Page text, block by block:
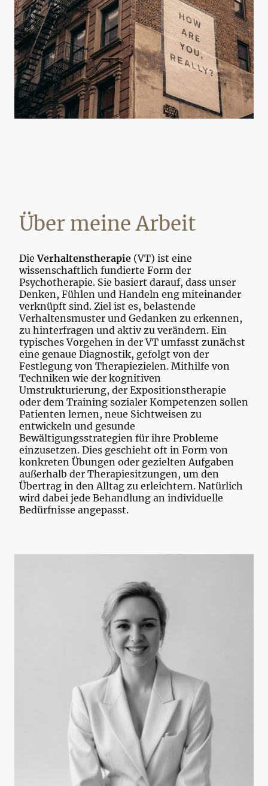
Über meine Arbeit
DieVerhaltenstherapie (VT) ist eine
wissenschaftlich fundierte Form der
Psychotherapie. Sie basiert darauf, dass unser
Denken, Fühlen und Handeln eng miteinander
verknüpft sind. Ziel ist es, belastende
Verhaltensmuster und Gedanken zu erkennen,
zu hinterfragen und aktiv zu verändern. Ein
typisches Vorgehen in der VT umfasst zunächst
eine genaue Diagnostik, gefolgt von der
Festlegung von Therapiezielen. Mithilfe von
Techniken wie der kognitiven
Umstrukturierung, der Expositionstherapie
oder dem Training sozialer Kompetenzen sollen
Patienten lernen, neue Sichtweisen zu
entwickeln und gesunde
Bewältigungsstrategien für ihre Probleme
einzusetzen. Dies geschieht oft in Form von
konkreten Übungen oder gezielten Aufgaben
außerhalb der Therapiesitzungen, um den
Übertrag in den Alltag zu erleichtern. Natürlich
wird dabei jede Behandlung an individuelle
Bedürfnisse angepasst.